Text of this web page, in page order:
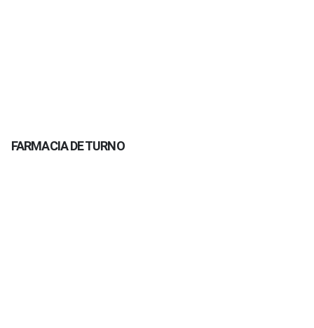
FARMACIA DE TURNO